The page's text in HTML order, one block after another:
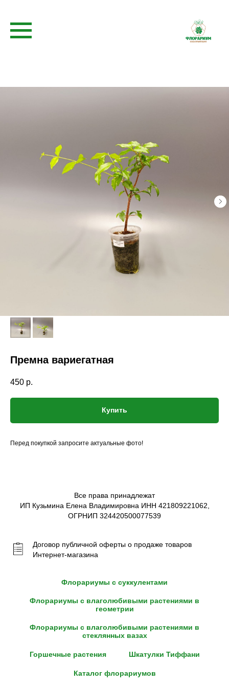
Премна вариегатная
450 р.
Купить
Перед покупкой запросите актуальные фото!
Все права принадлежат
ИП Кузьмина Елена Владимировна ИНН 421809221062,
ОГРНИП 324420500077539
Договор публичной оферты о продаже товаров
Интернет-магазина
Флорариумы с суккулентами
Флорариумы с влаголюбивыми растениями в
геометрии
Флорариумы с влаголюбивыми растениями в
стеклянных вазах
Горшечные растения Шкатулки Тиффани
Каталог флорариумов